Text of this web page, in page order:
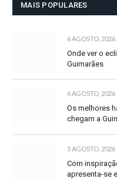
MAIS POPULARES
6 AGOSTO, 2026
Onde ver o
Guimarães
6 AGOSTO, 2026
Os melhores
chegam a
5 AGOSTO, 2026
Com
apresenta-se